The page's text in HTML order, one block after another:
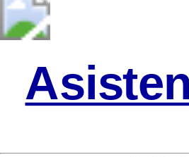
Despliegues por Rubros